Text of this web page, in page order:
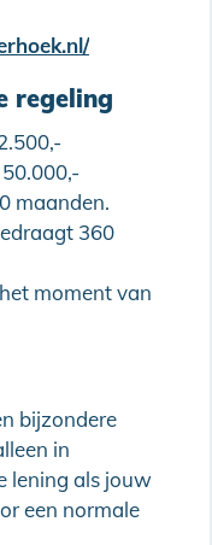
regeling
maanden.
360
moment van
bijzondere
in
lening als jouw
een normale